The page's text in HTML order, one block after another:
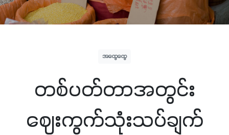
အထွေထွေ
တစ်ပတ်တာအတွင်း
ဈေးကွက်သုံးသပ်ချက်